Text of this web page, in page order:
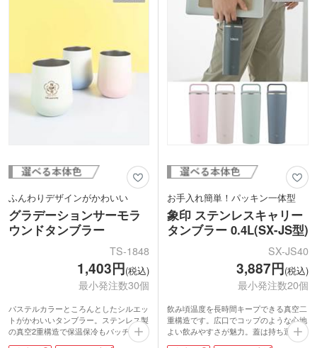
ふんわりデザインがかわいい
グラデーションサーモラ
ウンドタンブラー
TS-1848
1,403円(税込)
最小発注数30個
パステルカラーところんとしたシルエッ
トがかわいいタンブラー。ステンレス製
の真空2重構造で保温保冷もバッチリで
す。普段使いにちょうどよい容量約
お手入れ簡単！パッキン一体型
象印 ステンレスキャリー
タンブラー 0.4L(SX-JS型)
SX-JS40
3,887円(税込)
最小発注数20個
飲み頃温度を長時間キープできる真空二
重構造です。広口でコップのような心地
よい飲みやすさが魅力。蓋は持ち運びに
便利なハンドル付きで、密閉しやすいス